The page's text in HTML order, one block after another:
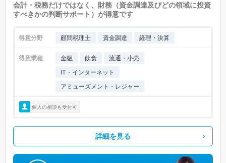
会計・税務だけではなく、財務（資金調達及びどの領域に投資
すべきかの判断サポート）が得意です
得意分野 顧問税理士 資金調達 経理・決算
得意業種 金融 飲食
流通・小売
IT・インターネット
アミューズメント・レジャー
個人の相談も受付可
詳細を見る